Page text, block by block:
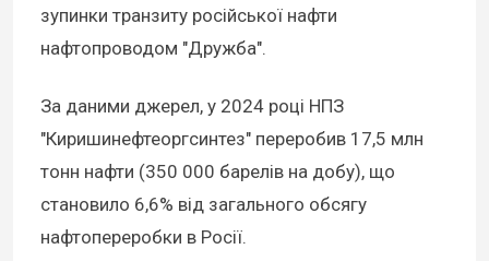
зупинки транзиту російської нафти
нафтопроводом "Дружба".
За даними джерел, у 2024 році НПЗ
"Киришинефтеоргсинтез" переробив 17,5 млн
тонн нафти (350 000 барелів на добу), що
становило 6,6% від загального обсягу
нафтопереробки в Росії.